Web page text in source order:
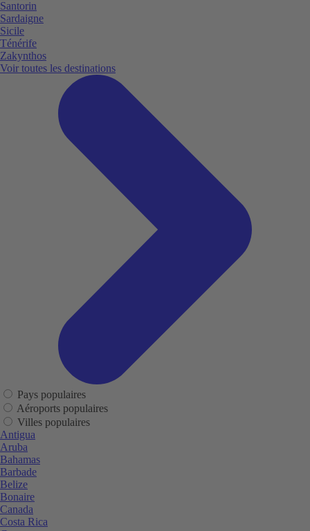
Santorin
Sardaigne
Sicile
Ténérife
Zakynthos
Voir toutes les destinations
Pays populaires
Aéroports populaires
Villes populaires
Antigua
Aruba
Bahamas
Barbade
Belize
Bonaire
Canada
Costa Rica